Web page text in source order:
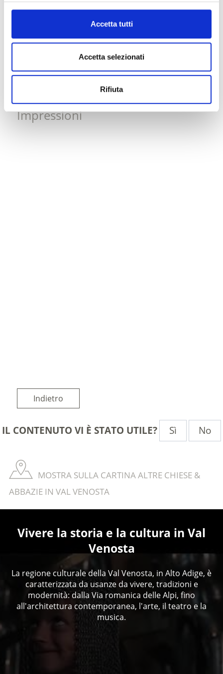
Accetta tutti
Accetta selezionati
Rifiuta
39026 Prad am Stilfserjoch
+39 0473 616034
www.prad.info
Impressioni
Indietro
IL CONTENUTO VI È STATO UTILE? Sì No
MOSTRA SULLA CARTINA ALTRE CHIESE &
ABBAZIE IN VAL VENOSTA
Vivere la storia e la cultura in Val
Venosta
La regione culturale della Val Venosta, in Alto Adige, è
caratterizzata da usanze da vivere, tradizioni e
modernità: dalla Via romanica delle Alpi, fino
all'architettura contemporanea, l'arte, il teatro e la
musica.